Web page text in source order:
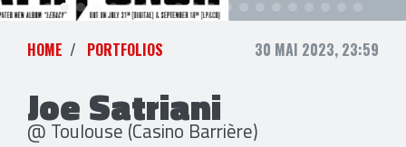
HOME PORTFOLIOS 30 MAI 2023, 23:59
Joe Satriani
@ Toulouse (Casino Barrière)